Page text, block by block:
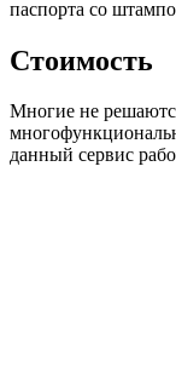
паспорта со
Стоимость
Многие не
данный сервис